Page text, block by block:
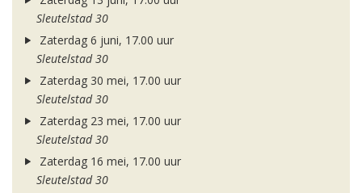
Sleutelstad 30
Zaterdag 6 juni, 17.00 uur
Sleutelstad 30
Zaterdag 30 mei, 17.00 uur
Sleutelstad 30
Zaterdag 23 mei, 17.00 uur
Sleutelstad 30
Zaterdag 16 mei, 17.00 uur
Sleutelstad 30